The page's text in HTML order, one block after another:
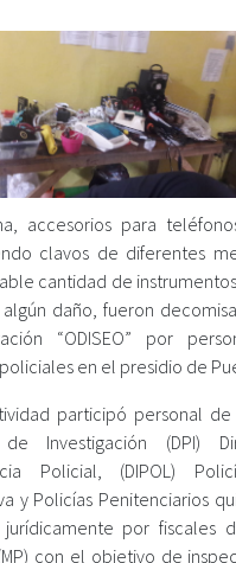
accesorios para
clavos de diferentes
cantidad de
daño, fueron
“ODISEO” por
en el presidio de
participó personal de
Investigación (DPI)
Policial, (DIPOL)
y Policías Penitenciarios
jurídicamente por fiscales
con el objetivo de